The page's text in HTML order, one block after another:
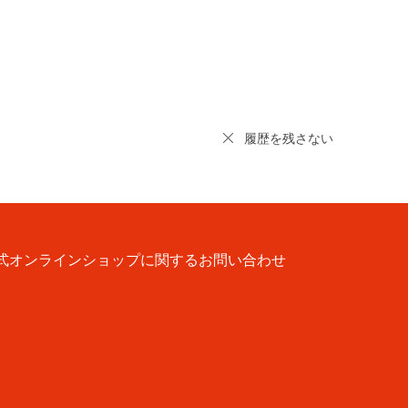
履歴を残さない
オンラインショップに関するお問い合わせ